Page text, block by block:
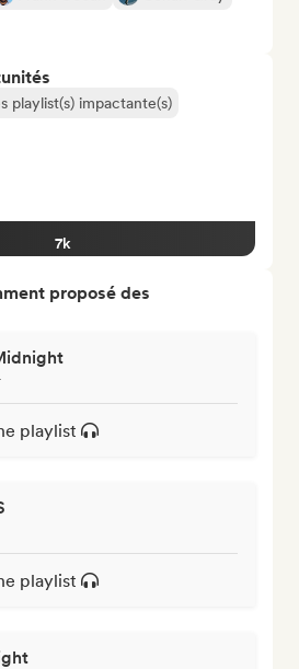
playlist(s) impactante(s)
7k
proposé des
playlist
playlist